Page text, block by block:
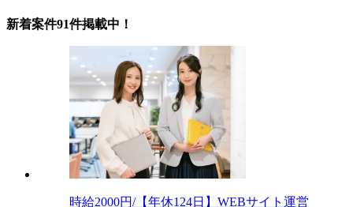
新着案件91件掲載中！
時給2000円/【年休124日】WEBサイト運営